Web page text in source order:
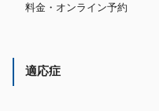
料金・オンライン予約
適応症